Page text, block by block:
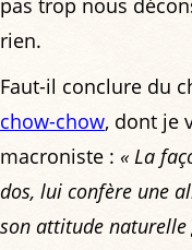
pas trop nous
rien.
Faut-il conclure du
chow-chow, dont je
macroniste : « La
dos, lui confère une
son attitude naturelle